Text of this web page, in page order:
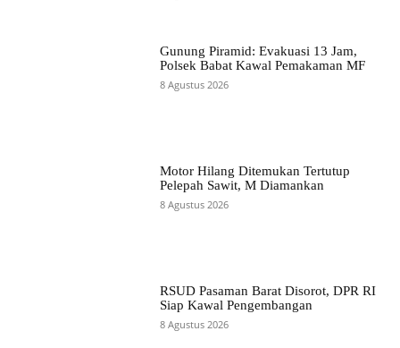
Gunung Piramid: Evakuasi 13 Jam,
Polsek Babat Kawal Pemakaman MF
8 Agustus 2026
Motor Hilang Ditemukan Tertutup
Pelepah Sawit, M Diamankan
8 Agustus 2026
RSUD Pasaman Barat Disorot, DPR RI
Siap Kawal Pengembangan
8 Agustus 2026